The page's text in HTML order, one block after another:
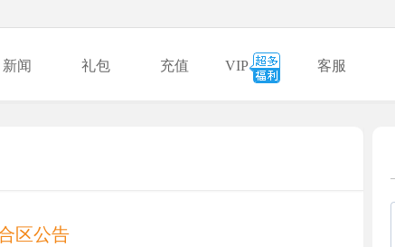
新闻 礼包 充值 VIP 客服
区公告